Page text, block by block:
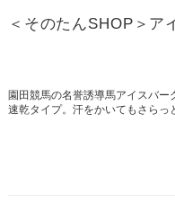
＜そのたんSHOP＞ア
園田競馬の名誉誘導馬アイスバー
速乾タイプ。汗をかいてもさらっ